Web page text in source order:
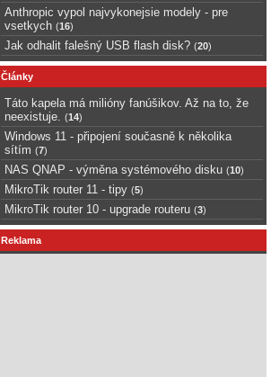
Anthropic vypol najvykonejsie modely - pre
vsetkych (16)
Jak odhalit falešný USB flash disk? (20)
Články
Táto kapela má milióny fanúšikov. Až na to, že
neexistuje.
(14)
Windows 11 - připojení současně k několika
sítím (7)
NAS QNAP - výměna systémového disku (10)
MikroTik router 11 - tipy (5)
MikroTik router 10 - upgrade routeru (3)
Reklama